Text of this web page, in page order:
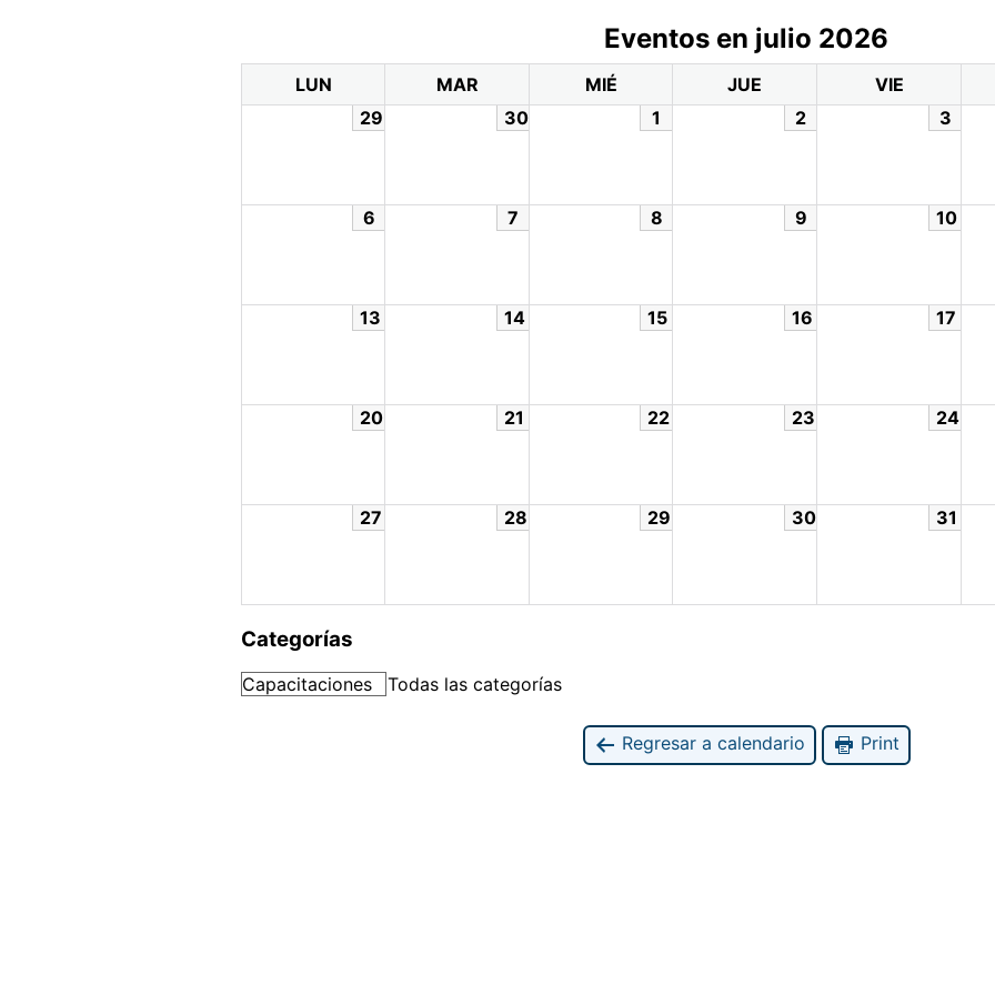
Eventos en julio 2026
LUN MAR MIÉ JUE
VIE
29
30 1 2 3
6 7 8 9 10
13 14 15 16 17
20 21 22 23 24
27 28 29 30 31
Categorías
Capacitaciones Todas las categorías
Regresar a calendario Print